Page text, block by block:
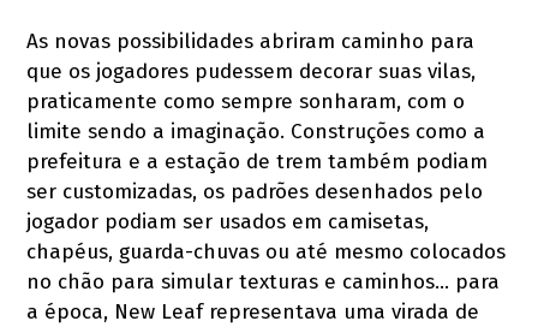
As novas possibilidades abriram caminho para
que os jogadores pudessem decorar suas vilas,
praticamente como sempre sonharam, com o
limite sendo a imaginação. Construções como a
prefeitura e a estação de trem também podiam
ser customizadas, os padrões desenhados pelo
jogador podiam ser usados em camisetas,
chapéus, guarda-chuvas ou até mesmo colocados
no chão para simular texturas e caminhos… para
a época, New Leaf representava uma virada de